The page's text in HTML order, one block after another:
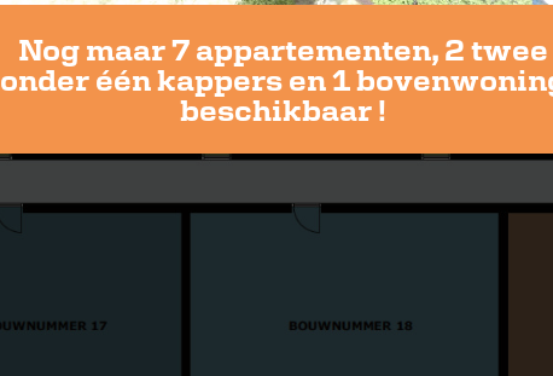
Nog maar 7 appartementen, 2 twee
onder één kappers en 1
beschikbaar !